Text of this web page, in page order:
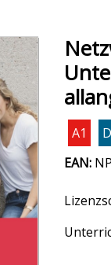
A1
EAN: